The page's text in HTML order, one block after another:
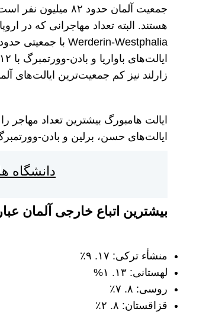
هستند. البته تعداد مهاجرانی که در
زارلند نیز کم جمعیت‌ترین ایالت‌های
ایالت‌های حسن، برلین و بادن-
دانشگاه
بیشترین اتباع خارجی آلمان
منشأء ترکی: ۱۷. ۹٪
لهستانی: ۱۳. ۱%
روسی: ۸. ۷٪
قزاقستان: ۸. ۲٪